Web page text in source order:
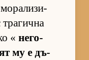
« не­го­
му е дъ­